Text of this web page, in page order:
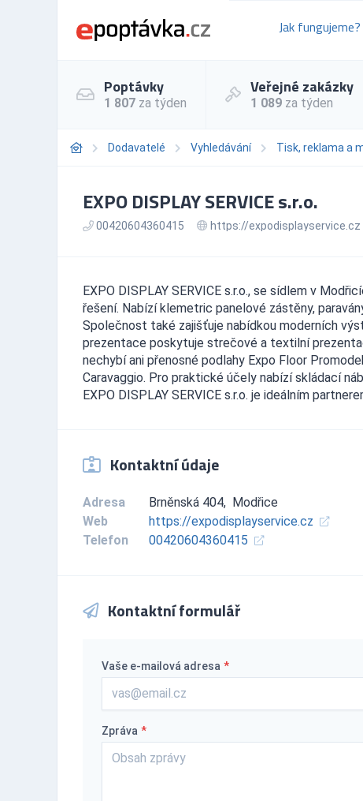
Jak fungujeme?
Poptávky
1 807 za týden
Veřejné zakázky
1 089 za týden
Dodavatelé Vyhledávání Tisk, reklama a
EXPO DISPLAY SERVICE s.r.o.
00420604360415 https://expodisplayservice.cz
EXPO DISPLAY SERVICE s.r.o., se sídlem v
řešení. Nabízí klemetric panelové zástěny,
Společnost také zajišťuje nabídkou moderních
prezentace poskytuje strečové a textilní
nechybí ani přenosné podlahy Expo Floor
Caravaggio. Pro praktické účely nabízí skládací
EXPO DISPLAY SERVICE s.r.o. je ideálním
Kontaktní údaje
Adresa
Brněnská 404, Modřice
Web
https://expodisplayservice.cz
Telefon
00420604360415
Kontaktní formulář
Vaše e-mailová adresa *
Zpráva *